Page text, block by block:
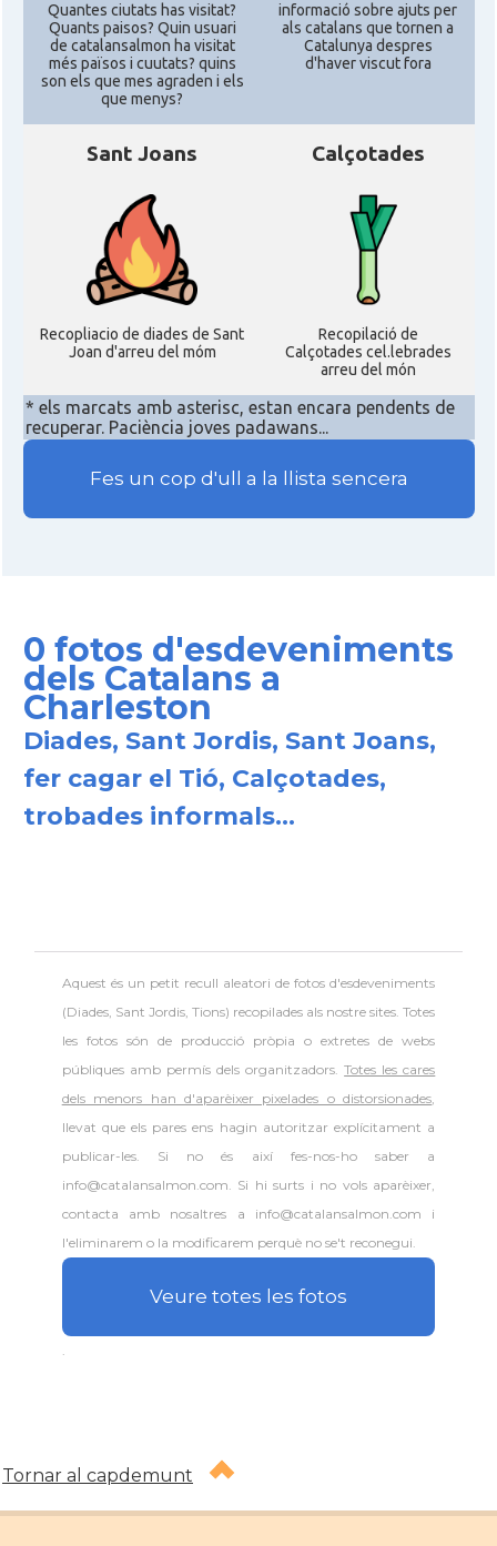
Acció Acció a New York
Acció ACCIÓ a Silicon Valley
Acció Acció a Washington DC
ACCIÓ Miami
Delegació
Delegació del Govern als Estats
Units i Canadà (New York)
Delegació del Govern als Estats
Units i Canadà (Washington)
Consolat Consolat general a Boston
Consolat Consolat general a Los Angeles
Consolat Consolat general a Miami
Consolat general a New York City
Consolat Consolat general a San Francisco
d'Amèrica
* + ambaixades i consolats
Quantes ciutats has visitat?
Quants paisos? Quin usuari
de catalansalmon ha visitat
més països i cuutats? quins
son els que mes agraden i els
que menys?
informació sobre ajuts per
als catalans que tornen a
Catalunya despres
d'haver viscut fora
Sant Joans
Recopliacio de diades de Sant
Joan d'arreu del móm
Calçotades
Recopilació de
Calçotades cel.lebrades
arreu del món
* els marcats amb asterisc, estan encara pendents de
recuperar. Paciència joves padawans...
Fes un cop d'ull a la llista sencera
0 fotos d'esdeveniments
dels Catalans a
Charleston
Diades, Sant Jordis, Sant Joans,
fer cagar el Tió, Calçotades,
trobades informals...
Aquest és un petit recull aleatori defotos d'esdeveniments
(Diades, Sant Jordis, Tions) recopilades als nostre sites. Totes
les fotos són de producció pròpia o extretes de webs
públiques amb permís dels organitzadors.Totes les cares
dels menors han d'aparèixer pixelades o distorsionades,
llevat que els pares ens hagin autoritzar explícitament a
publicar-les. Si no és així fes-nos-ho saber a
info@catalansalmon.com. Si hi surts i no vols aparèixer,
contacta amb nosaltres a info@catalansalmon.com i
l'eliminarem o la modificarem perquè no se't reconegui.
Veure totes les fotos
Tornar al capdemunt